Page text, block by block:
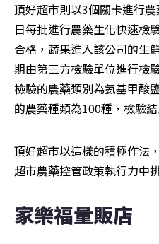
頂好超市則以3個關卡進行
日每批進行農藥生化快速檢
合格，蔬果進入該公司的生
期由第三方檢驗單位進行檢
檢驗的農藥類別為氨基甲酸
的農藥種類為100種，檢驗
頂好超市以這樣的積極作法
超市農藥控管政策執行力中
家樂福量販店